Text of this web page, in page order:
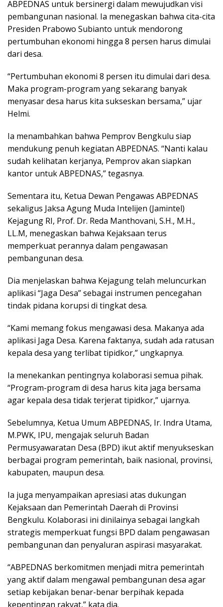
ABPEDNAS untuk bersinergi dalam mewujudkan visi
pembangunan nasional. Ia menegaskan bahwa cita-cita
Presiden Prabowo Subianto untuk mendorong
pertumbuhan ekonomi hingga 8 persen harus dimulai
dari desa.
“Pertumbuhan ekonomi 8 persen itu dimulai dari desa.
Maka program-program yang sekarang banyak
menyasar desa harus kita sukseskan bersama,” ujar
Helmi.
Ia menambahkan bahwa Pemprov Bengkulu siap
mendukung penuh kegiatan ABPEDNAS. “Nanti kalau
sudah kelihatan kerjanya, Pemprov akan siapkan
kantor untuk ABPEDNAS,” tegasnya.
Sementara itu, Ketua Dewan Pengawas ABPEDNAS
sekaligus Jaksa Agung Muda Intelijen (Jamintel)
Kejagung RI, Prof. Dr. Reda Manthovani, S.H., M.H.,
LL.M, menegaskan bahwa Kejaksaan terus
memperkuat perannya dalam pengawasan
pembangunan desa.
Dia menjelaskan bahwa Kejagung telah meluncurkan
aplikasi “Jaga Desa” sebagai instrumen pencegahan
tindak pidana korupsi di tingkat desa.
“Kami memang fokus mengawasi desa. Makanya ada
aplikasi Jaga Desa. Karena faktanya, sudah ada ratusan
kepala desa yang terlibat tipidkor,” ungkapnya.
Ia menekankan pentingnya kolaborasi semua pihak.
“Program-program di desa harus kita jaga bersama
agar kepala desa tidak terjerat tipidkor,” ujarnya.
Sebelumnya, Ketua Umum ABPEDNAS, Ir. Indra Utama,
M.PWK, IPU, mengajak seluruh Badan
Permusyawaratan Desa (BPD) ikut aktif menyukseskan
berbagai program pemerintah, baik nasional, provinsi,
kabupaten, maupun desa.
Ia juga menyampaikan apresiasi atas dukungan
Kejaksaan dan Pemerintah Daerah di Provinsi
Bengkulu. Kolaborasi ini dinilainya sebagai langkah
strategis memperkuat fungsi BPD dalam pengawasan
pembangunan dan penyaluran aspirasi masyarakat.
“ABPEDNAS berkomitmen menjadi mitra pemerintah
yang aktif dalam mengawal pembangunan desa agar
setiap kebijakan benar-benar berpihak kepada
kepentingan rakyat,” kata dia.